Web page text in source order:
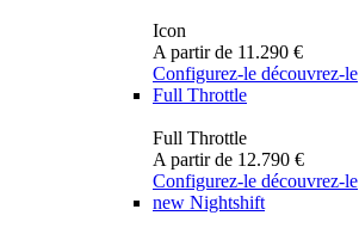
Icon
A partir de 11.290 €
Configurez-le découvrez-le
Full Throttle
Full Throttle
A partir de 12.790 €
Configurez-le découvrez-le
new Nightshift